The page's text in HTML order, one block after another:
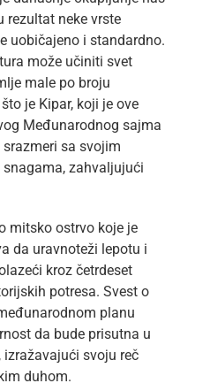
rezultat neke vrste
uobičajeno i standardno.
može učiniti svet
male po broju
je Kipar, koji je ove
Međunarodnog sajma
sa svojim
zahvaljujući
mitsko ostrvo koje je
da uravnoteži lepotu i
kroz četrdeset
potresa. Svest o
planu
da bude prisutna u
svoju reč
duhom.